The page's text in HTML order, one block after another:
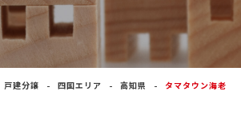
戸建分譲 四国エリア 高知県
タマタウン海老